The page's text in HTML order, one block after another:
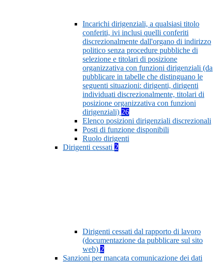
Incarichi dirigenziali, a qualsiasi titolo
conferiti, ivi inclusi quelli conferiti
discrezionalmente dall'organo di indirizzo
politico senza procedure pubbliche di
selezione e titolari di posizione
organizzativa con funzioni dirigenziali (da
pubblicare in tabelle che distinguano le
seguenti situazioni: dirigenti, dirigenti
individuati discrezionalmente, titolari di
posizione organizzativa con funzioni
dirigenziali) 26
Elenco posizioni dirigenziali discrezionali
Posti di funzione disponibili
Ruolo dirigenti
Dirigenti cessati 2
Dirigenti cessati dal rapporto di lavoro
(documentazione da pubblicare sul sito
web) 2
Sanzioni per mancata comunicazione dei dati